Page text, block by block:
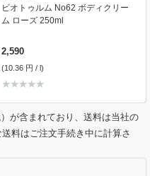
ビオトゥルム No62 ボディクリー
ム ローズ 250ml
2,590
(10.36 円 / l)
が含まれており、送料は当社の
料はご注文手続き中に計算さ